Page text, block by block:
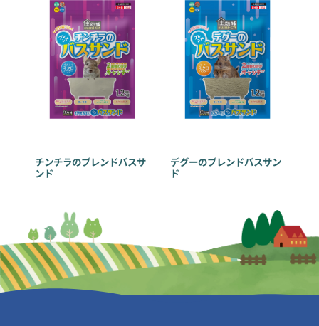
チンチラのブレンドバスサ
ンド
デグーのブレンドバスサン
ド